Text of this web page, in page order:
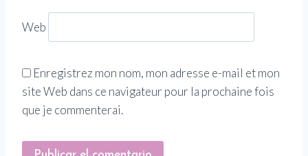
Web
Enregistrez mon nom, mon adresse e-mail et mon
site Web dans ce navigateur pour la prochaine fois
que je commenterai.